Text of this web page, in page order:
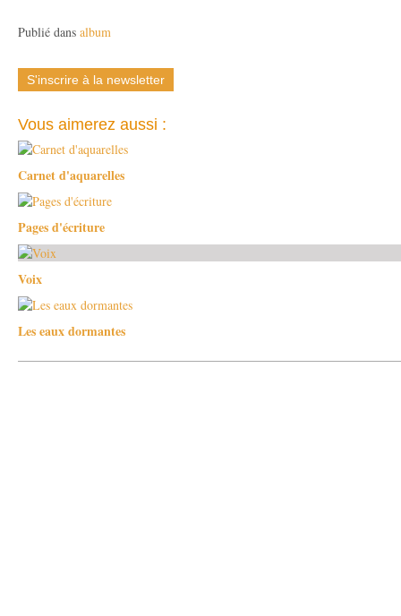
Publié dans album
S'inscrire à la newsletter
Vous aimerez aussi :
Carnet d'aquarelles
Pages d'écriture
Voix
Les eaux dormantes